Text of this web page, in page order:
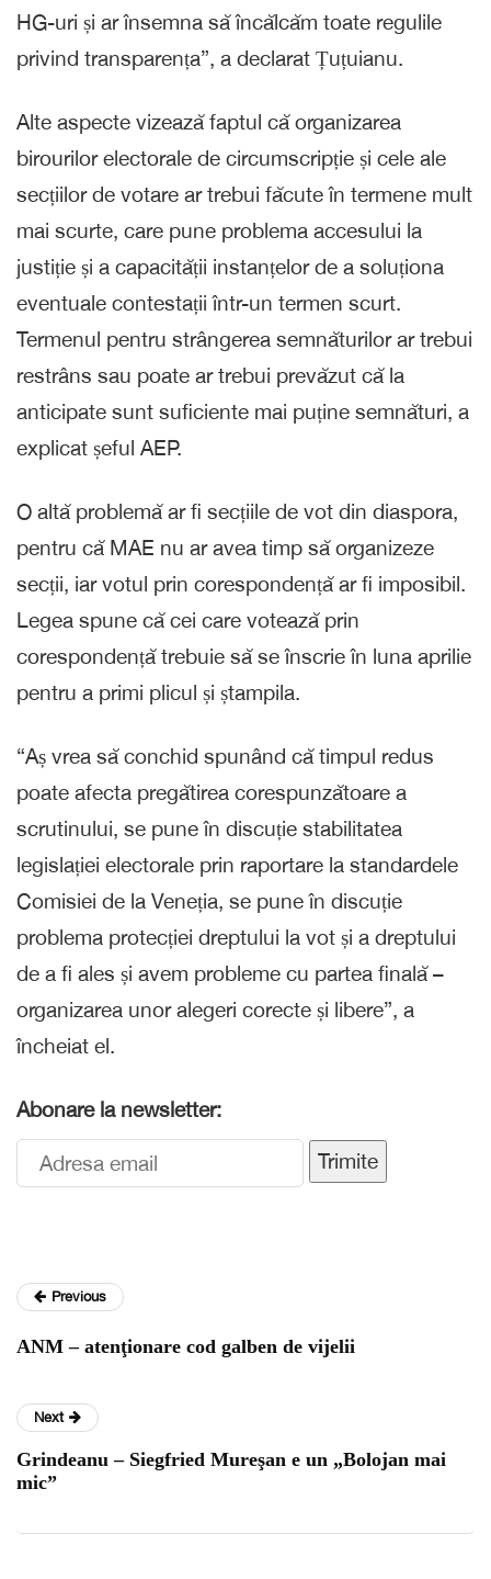
HG-uri și ar însemna să încălcăm toate regulile
privind transparența”, a declarat Țuțuianu.
Alte aspecte vizează faptul că organizarea
birourilor electorale de circumscripție și cele ale
secțiilor de votare ar trebui făcute în termene mult
mai scurte, care pune problema accesului la
justiție și a capacității instanțelor de a soluționa
eventuale contestații într-un termen scurt.
Termenul pentru strângerea semnăturilor ar trebui
restrâns sau poate ar trebui prevăzut că la
anticipate sunt suficiente mai puține semnături, a
explicat șeful AEP.
O altă problemă ar fi secțiile de vot din diaspora,
pentru că MAE nu ar avea timp să organizeze
secții, iar votul prin corespondență ar fi imposibil.
Legea spune că cei care votează prin
corespondență trebuie să se înscrie în luna aprilie
pentru a primi plicul și ștampila.
“Aș vrea să conchid spunând că timpul redus
poate afecta pregătirea corespunzătoare a
scrutinului, se pune în discuție stabilitatea
legislației electorale prin raportare la standardele
Comisiei de la Veneția, se pune în discuție
problema protecției dreptului la vot și a dreptului
de a fi ales și avem probleme cu partea finală –
organizarea unor alegeri corecte și libere”, a
încheiat el.
Abonare la newsletter:
Trimite
Previous
ANM – atenţionare cod galben de vijelii
Next
Grindeanu – Siegfried Mureşan e un „Bolojan mai
mic”